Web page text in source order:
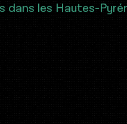
dans les Hautes-